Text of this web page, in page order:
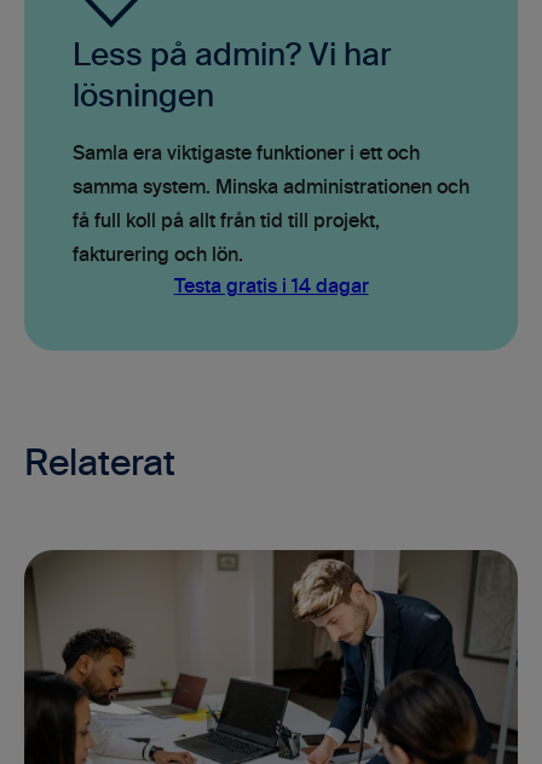
Less på admin? Vi har
lösningen
Samla era viktigaste funktioner i ett och
samma system. Minska administrationen och
få full koll på allt från tid till projekt,
fakturering och lön.
Testa gratis i 14 dagar
Relaterat